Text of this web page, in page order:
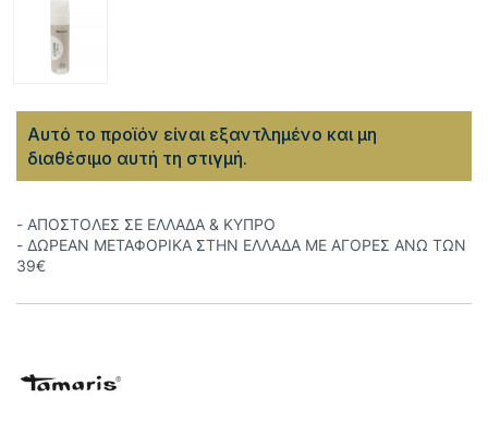
Αυτό το προϊόν είναι εξαντλημένο και μη
διαθέσιμο αυτή τη στιγμή.
- ΑΠΟΣΤΟΛΕΣ ΣΕ ΕΛΛΑΔΑ & ΚΥΠΡΟ
- ΔΩΡΕΑΝ ΜΕΤΑΦΟΡΙΚΑ ΣΤΗΝ ΕΛΛΑΔΑ ΜΕ ΑΓΟΡΕΣ ΑΝΩ ΤΩΝ
39€